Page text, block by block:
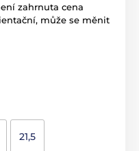
zahrnuta cena
může se měnit
21,5